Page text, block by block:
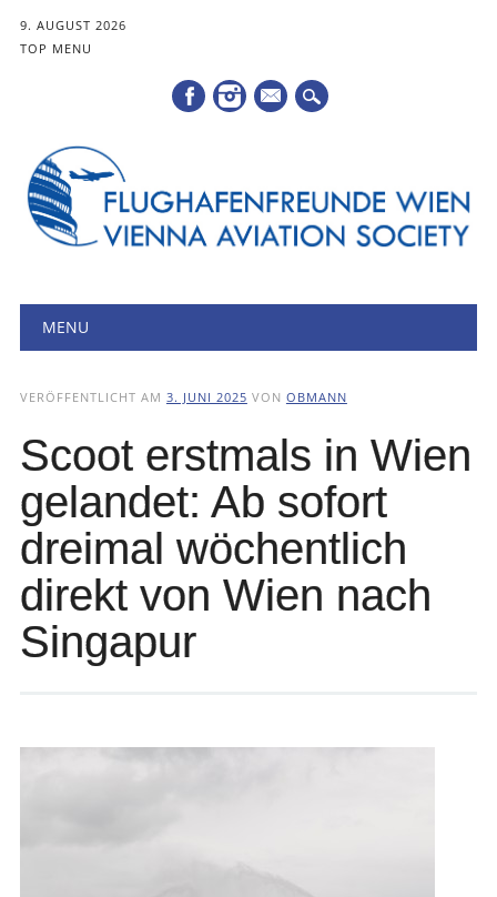
9. AUGUST 2026
TOP MENU
Mail
Hauptmenü
MENU
VERÖFFENTLICHT AM 3. JUNI 2025 VON OBMANN
Scoot erstmals in Wien
gelandet: Ab sofort
dreimal wöchentlich
direkt von Wien nach
Singapur